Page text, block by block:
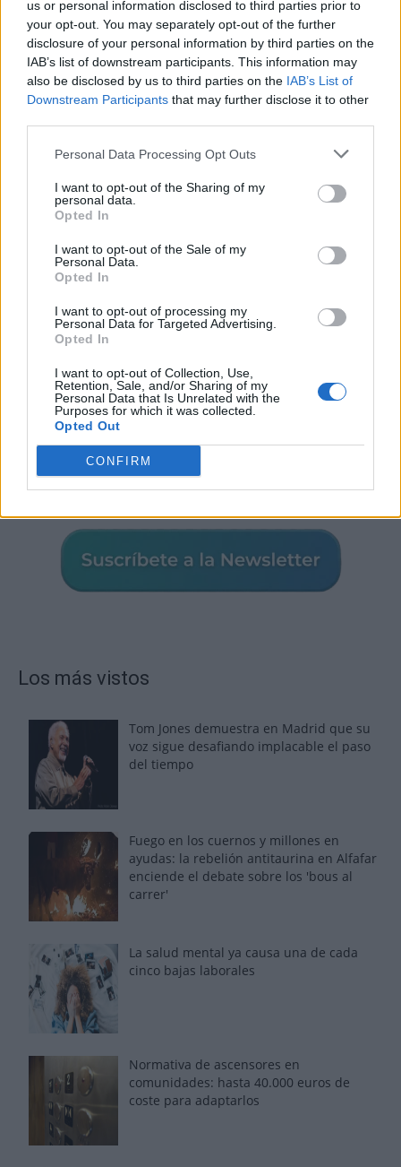
us or personal information disclosed to third parties prior to
your opt-out. You may separately opt-out of the further
disclosure of your personal information by third parties on the
IAB’s list of downstream participants. This information may
also be disclosed by us to third parties on the IAB’s List of
Downstream Participants that may further disclose it to other
Personal Data Processing Opt Outs
I want to opt-out of the Sharing of my
personal data.
Opted In
I want to opt-out of the Sale of my
Personal Data.
Opted In
I want to opt-out of processing my
Personal Data for Targeted Advertising.
Opted In
I want to opt-out of Collection, Use,
Retention, Sale, and/or Sharing of my
Personal Data that Is Unrelated with the
Purposes for which it was collected.
Opted Out
CONFIRM
Publicidad
Los más vistos
Tom Jones demuestra en Madrid que su
voz sigue desafiando implacable el paso
del tiempo
Fuego en los cuernos y millones en
ayudas: la rebelión antitaurina en Alfafar
enciende el debate sobre los 'bous al
carrer'
La salud mental ya causa una de cada
cinco bajas laborales
Normativa de ascensores en
comunidades: hasta 40.000 euros de
coste para adaptarlos